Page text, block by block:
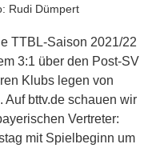
Rudi Dümpert
TTBL-Saison 2021/22
3:1 über den Post-SV
Klubs legen von
Auf bttv.de schauen wir
Vertreter:
mit Spielbeginn um